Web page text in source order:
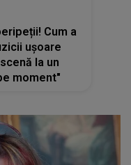
Cum a
ușoare
la un
moment"